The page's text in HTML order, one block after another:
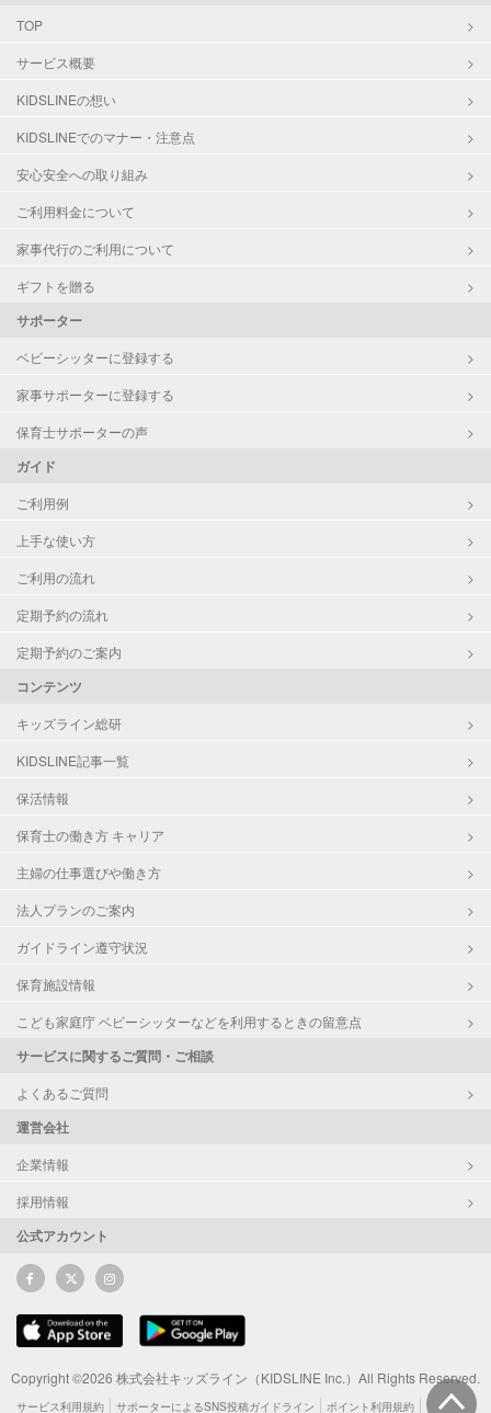
TOP
サービス概要
KIDSLINEの想い
KIDSLINEでのマナー・注意点
安心安全への取り組み
ご利用料金について
家事代行のご利用について
ギフトを贈る
サポーター
ベビーシッターに登録する
家事サポーターに登録する
保育士サポーターの声
ガイド
ご利用例
上手な使い方
ご利用の流れ
定期予約の流れ
定期予約のご案内
コンテンツ
キッズライン総研
KIDSLINE記事一覧
保活情報
保育士の働き方 キャリア
主婦の仕事選びや働き方
法人プランのご案内
ガイドライン遵守状況
保育施設情報
こども家庭庁 ベビーシッターなどを利用するときの留意点
サービスに関するご質問・ご相談
よくあるご質問
運営会社
企業情報
採用情報
公式アカウント
Copyright ©2026 株式会社キッズライン（KIDSLINE Inc.）All Rights Reserved.
サービス利用規約 サポーターによるSNS投稿ガイドライン ポイント利用規約